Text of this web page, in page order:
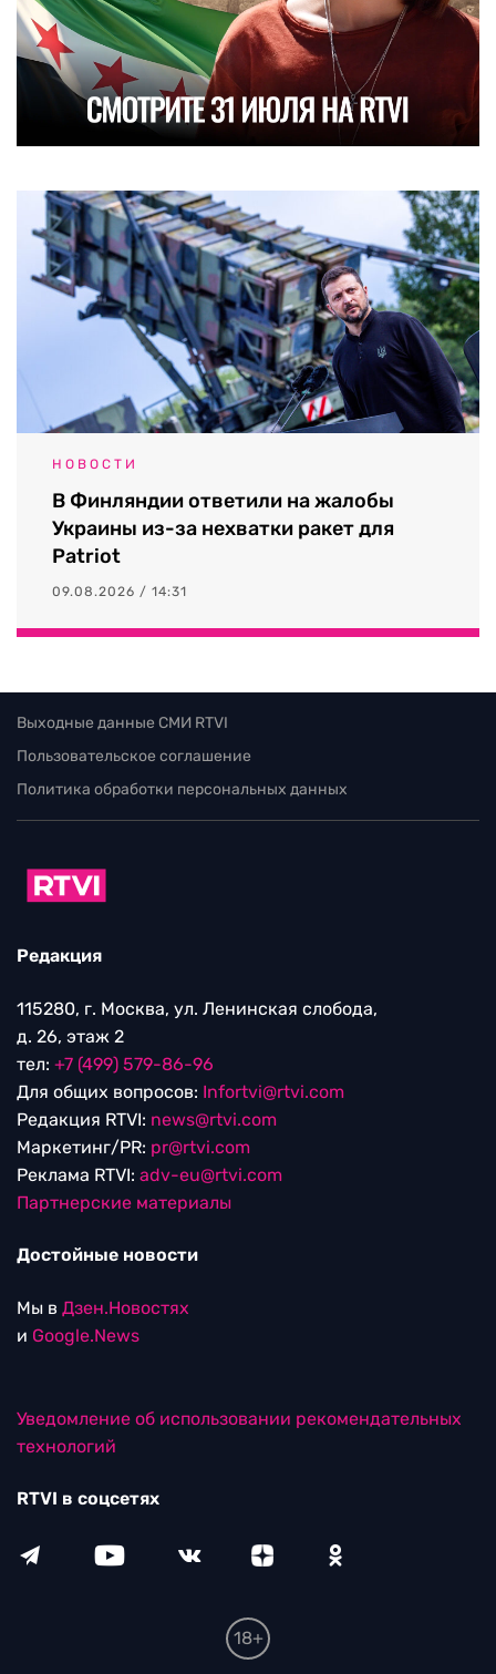
НОВОСТИ
В Финляндии ответили на жалобы
Украины из-за нехватки ракет для
Patriot
09.08.2026 / 14:31
Выходные данные СМИ RTVI
Пользовательское соглашение
Политика обработки персональных данных
Редакция
115280, г. Москва, ул. Ленинская слобода,
д. 26, этаж 2
тел: +7 (499) 579-86-96
Для общих вопросов: Infortvi@rtvi.com
Редакция RTVI: news@rtvi.com
Маркетинг/PR: pr@rtvi.com
Реклама RTVI: adv-eu@rtvi.com
Партнерские материалы
Достойные новости
Мы в Дзен.Новостях
и Google.News
Уведомление об использовании рекомендательных
технологий
RTVI в соцсетях
18+